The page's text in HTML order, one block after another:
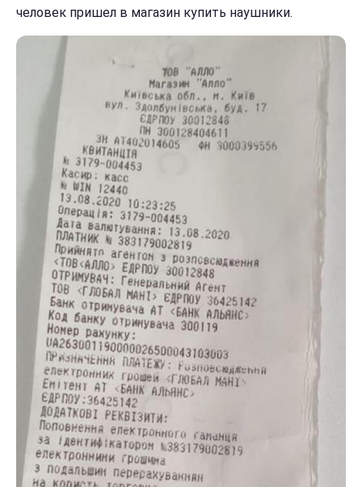
человек пришел в магазин купить наушники.